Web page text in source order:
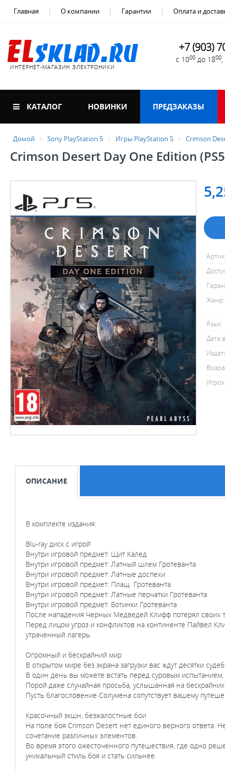
Главная О компании Гарантии Оплата и
ИНТЕРНЕТ-МАГАЗИН ЭЛЕКТРОНИКИ
+7 (903)
с 1000 до 1800
КАТАЛОГ НОВИНКИ ПРЕДЗАКАЗЫ
Домой Sony PlayStation 5 Игры PlayStation 5 Crimson
Crimson Desert Day One Edition
Жанр:
Язык:
Дата
ОПИСАНИЕ
В комплекте издания:
Blu-ray диск с игрой
Внутри игровой предмет: Щит Калед
Внутри игровой предмет: Латный шлем Гротеванта
Внутри игровой предмет: Латные доспехи
Внутри игровой предмет: Плащ Гротеванта
Внутри игровой предмет: Латные перчатки Гротеванта
Внутри игровой предмет: Ботинки Гротеванта
После нападения Черных Медведей Клифф потерял своих
Перед лицом угроз и конфликтов на континенте Пайвел
утраченный лагерь.
Огромный и бескрайний мир
В открытом мире без экрана загрузки вас ждут десятки
В один день вы можете встать перед суровым
Порой даже случайная просьба, услышанная на
Пусть благословение Солумена сопутствует вашему
Красочный экшн, безжалостные бои
На поле боя Crimson Desert нет единого верного ответа.
сочетание различных элементов.
Во время этого ожесточенного путешествия, где одно
уникальный стиль боя и стать сильнее.